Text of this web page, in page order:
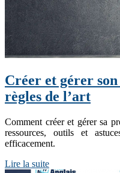
Créer et gérer
règles de l’art
Comment créer et gérer sa
ressources, outils et
efficacement.
Lire la suite